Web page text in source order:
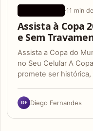
11 min
Assista à Copa
e Sem
Assista a Copa do
no Seu Celular A
promete ser
DF Diego Fernandes